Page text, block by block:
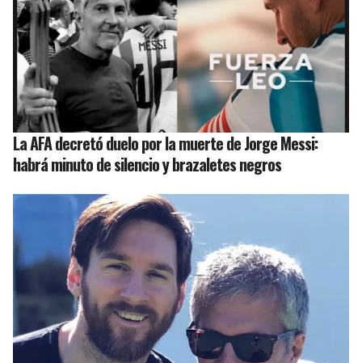
La AFA decretó duelo por la muerte de Jorge Messi:
habrá minuto de silencio y brazaletes negros